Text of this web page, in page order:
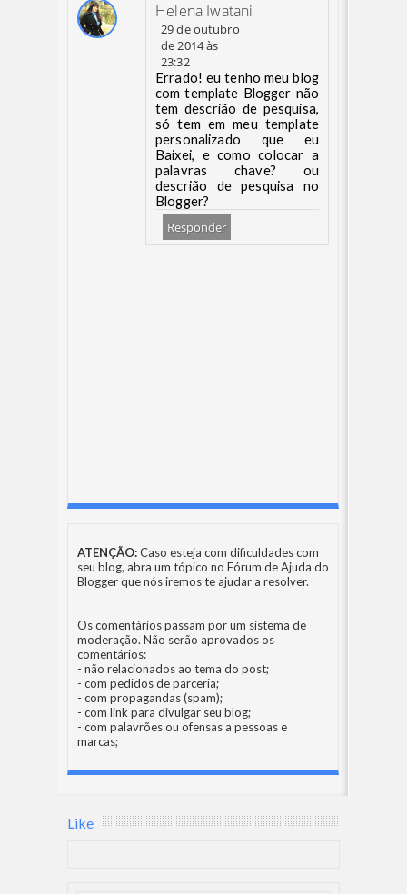
Helena Iwatani
29 de outubro
de 2014 às
23:32
Errado! eu tenho meu blog
com template Blogger não
tem descrião de pesquisa,
só tem em meu template
personalizado que eu
Baixei, e como colocar a
palavras chave? ou
descrião de pesquisa no
Blogger?
Responder
ATENÇÃO:Caso esteja com dificuldades com
seu blog, abra um tópico no Fórum de Ajuda do
Bloggerque nós iremos te ajudar a resolver.
Os comentários passam por um sistema de
moderação. Não serão aprovados os
comentários:
- não relacionados ao tema do post;
- com pedidos de parceria;
- com propagandas (spam);
- com link para divulgar seu blog;
- com palavrões ou ofensas a pessoas e
marcas;
Like